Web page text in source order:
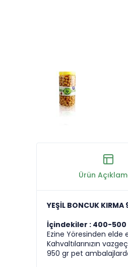
Ürün
YEŞİL BONCUK
İçindekiler : 400-
Ezine Yöresinden
Kahvaltılarınızın
950 gr pet